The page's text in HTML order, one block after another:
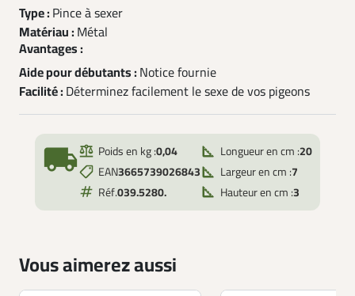
Type : Pince à sexer
Matériau : Métal
Avantages :
Aide pour débutants : Notice fournie
Facilité : Déterminez facilement le sexe de vos pigeons
local_shipping Poids en kg :0,04
EAN3665739026843
Réf.039.5280.
Longueur en cm :20
Largeur en cm :7
Hauteur en cm :3
Vous aimerez aussi